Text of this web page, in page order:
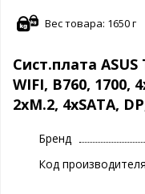
Вес товара: 1650 г
Сист.плата ASUS
WIFI, B760, 1700,
2xM.2, 4xSATA,
Бренд
Код производителя